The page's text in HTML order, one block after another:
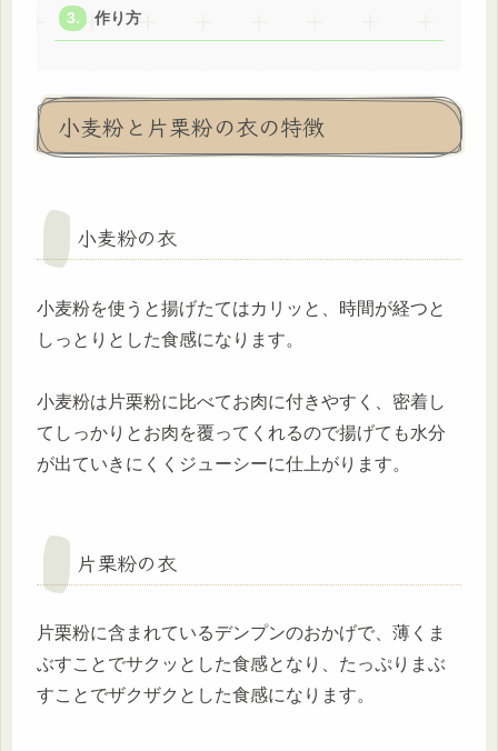
作り方
小麦粉と片栗粉の衣の特徴
小麦粉の衣
小麦粉を使うと揚げたてはカリッと、時間が経つと
しっとりとした食感になります。
小麦粉は片栗粉に比べてお肉に付きやすく、密着し
てしっかりとお肉を覆ってくれるので揚げても水分
が出ていきにくくジューシーに仕上がります。
片栗粉の衣
片栗粉に含まれているデンプンのおかげで、薄くま
ぶすことでサクッとした食感となり、たっぷりまぶ
すことでザクザクとした食感になります。